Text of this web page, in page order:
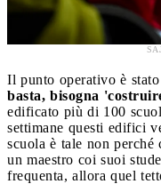
Il punto operativo è stato
basta, bisogna
edificato più di 100
settimane questi edifici
scuola è tale non
un maestro coi suoi
frequenta, allora quel